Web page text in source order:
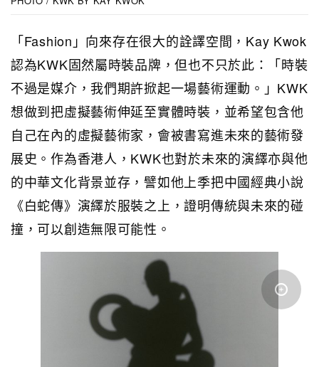
「Fashion」向來存在很大的詮譯空間，Kay Kwok
認為KWK固然屬時裝品牌，但也不只於此：「時裝
不過是媒介，我們期許掀起一場藝術運動。」KWK
想做到把虛擬藝術伸延至實體時裝，並希望包含他
自己在內的虛擬藝術家，會被書寫進未來的藝術發
展史。作為香港人，KWK也對於未來的演繹亦與他
的中華文化背景並存，譬如他上季把中國經典小說
《白蛇傳》演繹於服裝之上，證明傳統與未來的碰
撞，可以創造無限可能性。